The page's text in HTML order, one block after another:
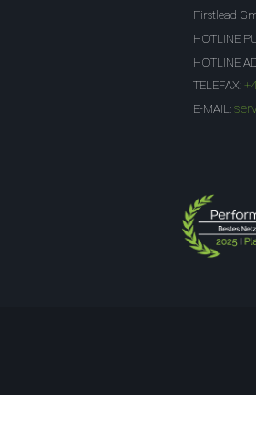
Firstlead
HOTLINE
HOTLINE
TELEFAX:
E-MAIL: